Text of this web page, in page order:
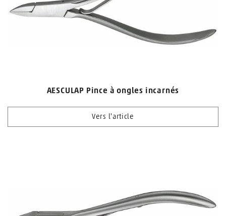
AESCULAP Pince à ongles incarnés
Vers l'article